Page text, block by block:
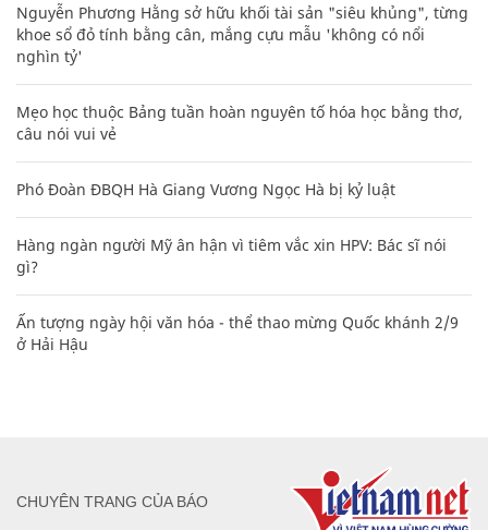
Nguyễn Phương Hằng sở hữu khối tài sản "siêu khủng", từng
khoe sổ đỏ tính bằng cân, mắng cựu mẫu 'không có nổi
nghìn tỷ'
Mẹo học thuộc Bảng tuần hoàn nguyên tố hóa học bằng thơ,
câu nói vui vẻ
Phó Đoàn ĐBQH Hà Giang Vương Ngọc Hà bị kỷ luật
Hàng ngàn người Mỹ ân hận vì tiêm vắc xin HPV: Bác sĩ nói
gì?
Ấn tượng ngày hội văn hóa - thể thao mừng Quốc khánh 2/9
ở Hải Hậu
CHUYÊN TRANG CỦA BÁO